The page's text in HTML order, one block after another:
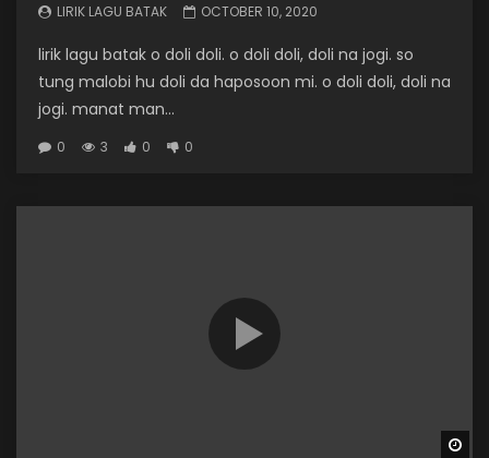
LIRIK LAGU BATAK OCTOBER 10, 2020
lirik lagu batak o doli doli. o doli doli, doli na jogi. so
tung malobi hu doli da haposoon mi. o doli doli, doli na
jogi. manat man...
0 3 0 0